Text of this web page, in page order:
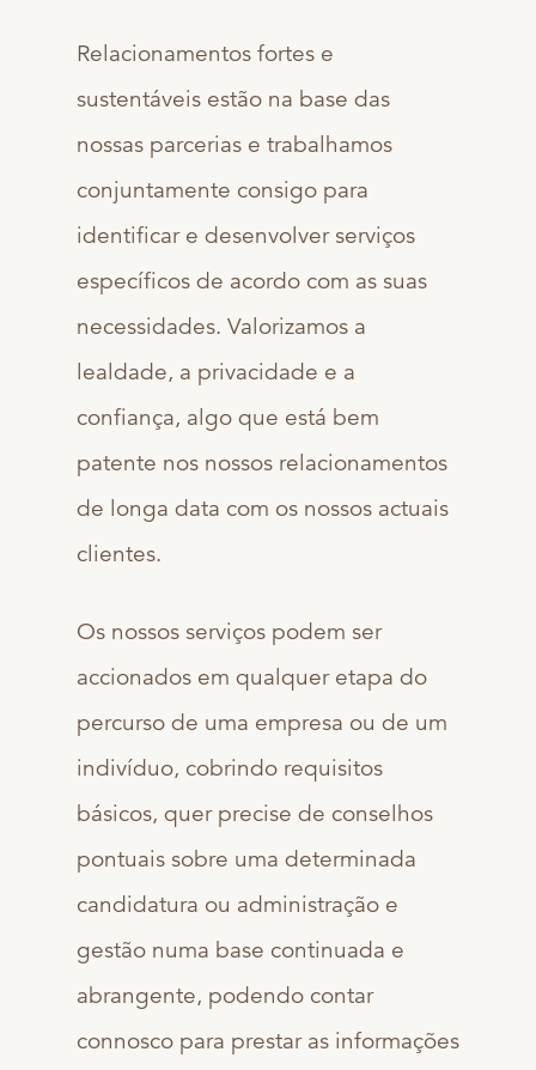
Relacionamentos fortes e
sustentáveis estão na base das
nossas parcerias e trabalhamos
conjuntamente consigo para
identificar e desenvolver serviços
específicos de acordo com as suas
necessidades. Valorizamos a
lealdade, a privacidade e a
confiança, algo que está bem
patente nos nossos relacionamentos
de longa data com os nossos actuais
clientes.
Os nossos serviços podem ser
accionados em qualquer etapa do
percurso de uma empresa ou de um
indivíduo, cobrindo requisitos
básicos, quer precise de conselhos
pontuais sobre uma determinada
candidatura ou administração e
gestão numa base continuada e
abrangente, podendo contar
connosco para prestar as informações